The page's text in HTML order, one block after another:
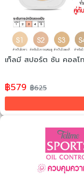
เท็ลมี สปอร์ต ซัน คอลโ
฿579 ฿625